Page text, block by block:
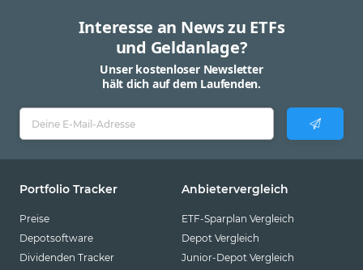
Interesse an News zu ETFs
und Geldanlage?
Unser kostenloser Newsletter
hält dich auf dem Laufenden.
Portfolio Tracker
Preise
Depotsoftware
Dividenden Tracker
Anbietervergleich
ETF-Sparplan Vergleich
Depot Vergleich
Junior-Depot Vergleich